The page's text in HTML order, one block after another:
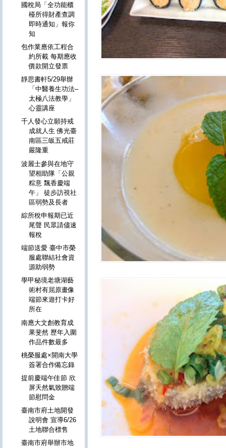
國稅局「全功能櫃
檯所得財產查調
即時通知」報你
知
包作業應依工程合
約所載 每期應收
價款開立發票
靜思書軒5/29舉辦
「中醫養生功法–
太極八法教學」
心靈講座
千人發心立願持戒
成就人生 佛光臺
南區三皈五戒莊
嚴隆重
波麗士參與在地守
望相助隊「公親
粽意 飄香慶端
午」 徒步訪視社
區弱勢及長者
綜所稅申報期已近
尾聲 民眾請儘速
報稅
端節送愛 臺中市榮
服處聯結社會資
源助弱勢
學甲秘境老塘湖藝
術村有屈原畫像
端節來遊打卡好
所在
南應大文創教育成
果斐然 歷年入圍
作品件數最多
桃榮服處×開南大學
簽署合作備忘錄
提前慶端午佳節 欣
屏天然氣致贈端
節慰問金
臺南市府土地開發
說明會 宣導6/26
土地聯合標售
臺南市府舉辦市地